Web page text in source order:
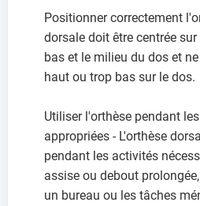
Positionner correctement
dorsale doit être centrée
bas et le milieu du dos et
haut ou trop bas sur le dos.
Utiliser l'orthèse pendant
appropriées - L'orthèse
pendant les activités
assise ou debout
un bureau ou les tâches